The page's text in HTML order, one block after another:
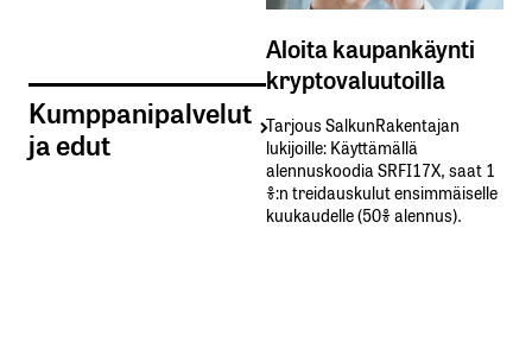
Kumppanipalvelut
ja edut
Aloita kaupankäynti
kryptovaluutoilla
Tarjous SalkunRakentajan
lukijoille: Käyttämällä​ ​
alennuskoodia​ ​SRFI17X,​ ​saat​ ​1
%:n treidauskulut​ ​ensimmäiselle​ ​
kuukaudelle​ ​(50%​ ​alennus).